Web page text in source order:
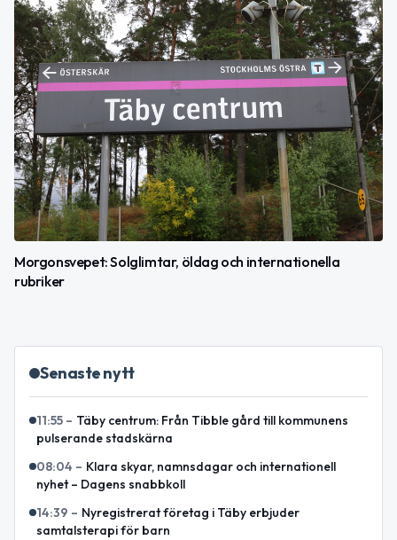
Morgonsvepet: Solglimtar, öldag och internationella
rubriker
Senaste nytt
11:55 – Täby centrum: Från Tibble gård till kommunens
pulserande stadskärna
08:04 – Klara skyar, namnsdagar och internationell
nyhet – Dagens snabbkoll
14:39 – Nyregistrerat företag i Täby erbjuder
samtalsterapi för barn